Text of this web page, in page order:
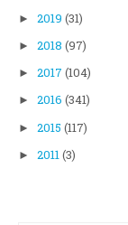
► 2019 (31)
► 2018 (97)
► 2017 (104)
► 2016 (341)
► 2015 (117)
► 2011(3)